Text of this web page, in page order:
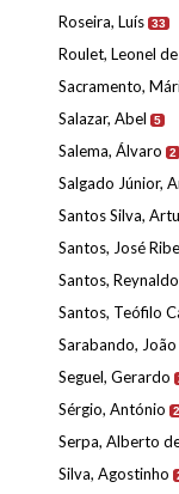
Roseira, Luís 33
Roulet, Leonel de
Sacramento,
Salazar, Abel 5
Salema, Álvaro 2
Salgado Júnior,
Santos Silva,
Santos, José
Santos,
Santos, Teófilo
Sarabando, João
Seguel, Gerardo
Sérgio, António
Serpa, Alberto
Silva, Agostinho